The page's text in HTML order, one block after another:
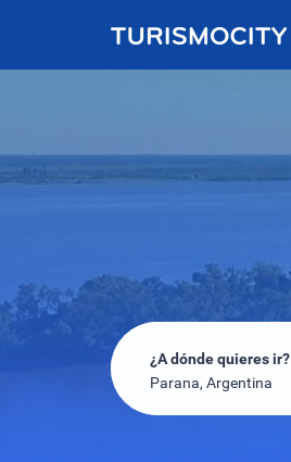
¿A dónde quieres ir?
Parana, Argentina